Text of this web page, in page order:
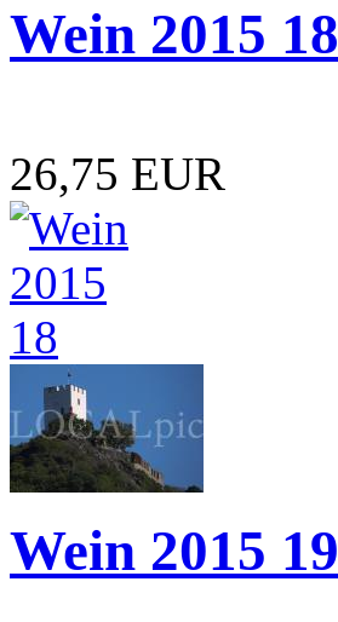
Wein 2015 18
26,75 EUR
Wein 2015 19